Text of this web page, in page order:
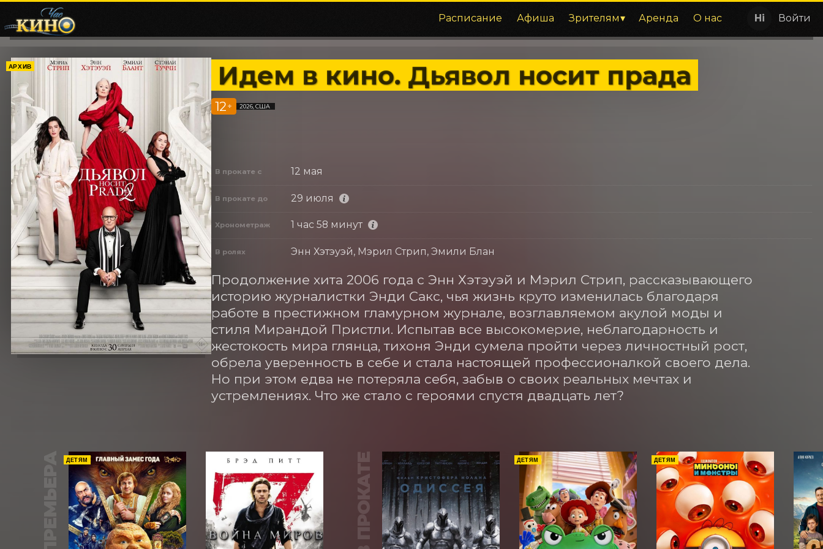
Расписание Афиша Зрителям Аренда О нас Войти
АРХИВ Идем в кино. Дьявол носит прада
12 + 2026, США
В прокате с 12 мая
В прокате до 29 июля
Хронометраж 1 час 58 минут
В ролях Энн Хэтэуэй, Мэрил Стрип, Эмили Блан
Продолжение хита 2006 года с Энн Хэтэуэй и Мэрил Стрип, рассказывающего
историю журналистки Энди Сакс, чья жизнь круто изменилась благодаря
работе в престижном гламурном журнале, возглавляемом акулой моды и
стиля Мирандой Пристли. Испытав все высокомерие, неблагодарность и
жестокость мира глянца, тихоня Энди сумела пройти через личностный рост,
обрела уверенность в себе и стала настоящей профессионалкой своего дела.
Но при этом едва не потеряла себя, забыв о своих реальных мечтах и
устремлениях. Что же стало с героями спустя двадцать лет?
ДЕТЯМ В ПРОКАТЕ ДЕТЯМ ДЕТЯМ